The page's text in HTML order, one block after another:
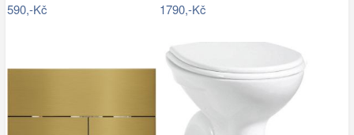
590,-Kč 1790,-Kč